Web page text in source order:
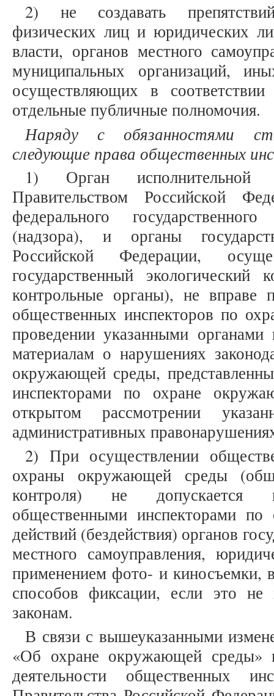
2) не создавать
физических лиц и юридических
власти, органов местного
муниципальных организаций,
осуществляющих в
отдельные публичные полномочия.
Наряду с обязанностями
следующие права общественных
1) Орган исполнительной
Правительством Российской
федерального
(надзора), и органы
Российской Федерации,
государственный
контрольные органы), не вправе
общественных инспекторов по
проведении указанными органами
материалам о нарушениях
окружающей среды,
инспекторами по охране
открытом рассмотрении
административных
2) При осуществлении
охраны окружающей среды
контроля) не допускается
общественными инспекторами
действий (бездействия) органов
местного самоуправления,
применением фото- и киносъемки,
способов фиксации, если это не
законам.
В связи с вышеуказанными
«Об охране окружающей среды»
деятельности общественных